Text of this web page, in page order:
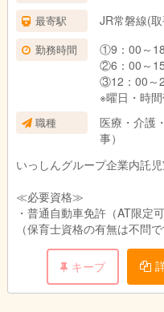
最寄駅 JR常磐線(
勤務時間
①9：00～
②6：00～
③12：00～
※曜日・時
職種
医療・介護
事）
いっしんグループ企業内託
≪必要資格≫
・普通自動車免許（AT限定可
（保育士資格の有無は不問で
キープ